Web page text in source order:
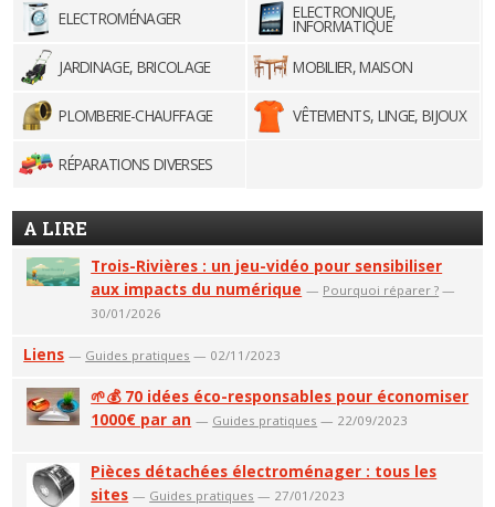
ELECTROMÉNAGER ELECTRONIQUE,
INFORMATIQUE
JARDINAGE, BRICOLAGE
MOBILIER, MAISON
PLOMBERIE-CHAUFFAGE VÊTEMENTS, LINGE, BIJOUX
RÉPARATIONS DIVERSES
A LIRE
Trois-Rivières : un jeu-vidéo pour sensibiliser
aux impacts du numérique — Pourquoi réparer ? —
30/01/2026
Liens — Guides pratiques — 02/11/2023
🌱💰 70 idées éco-responsables pour économiser
1000€ par an — Guides pratiques — 22/09/2023
Pièces détachées électroménager : tous les
sites — Guides pratiques — 27/01/2023